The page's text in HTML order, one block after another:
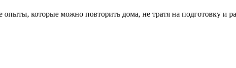
которые можно повторить дома, не тратя на подготовку и